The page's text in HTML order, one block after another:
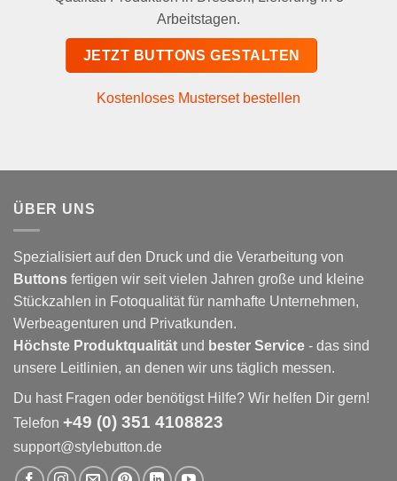
Arbeitstagen.
JETZT BUTTONS GESTALTEN
Kostenloses Musterset bestellen
ÜBER UNS
Spezialisiert auf den Druck und die Verarbeitung von
Buttons fertigen wir seit vielen Jahren große und kleine
Stückzahlen in Fotoqualität für namhafte Unternehmen,
Werbeagenturen und Privatkunden.
Höchste Produktqualität und bester Service - das sind
unsere Leitlinien, an denen wir uns täglich messen.
Du hast Fragen oder benötigst Hilfe? Wir helfen Dir gern!
Telefon +49 (0) 351 4108823
support@stylebutton.de